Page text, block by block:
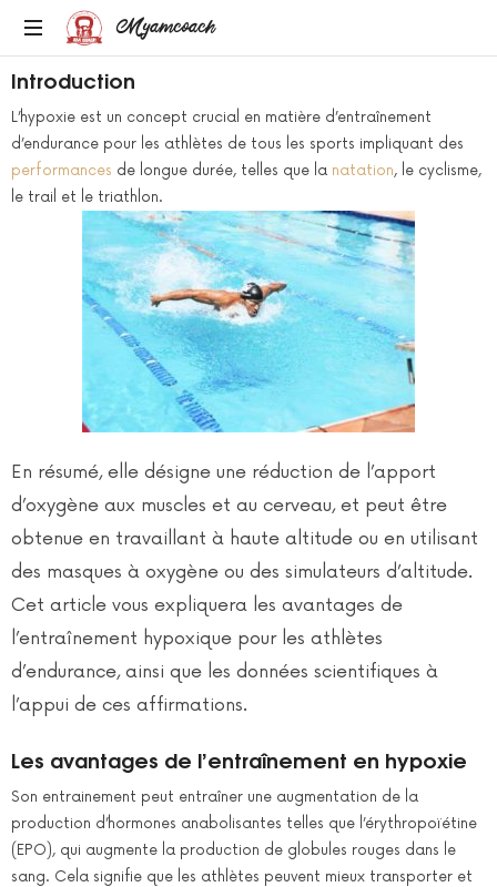
Myamcoach
MULTI-
ET
BIEN-
ETRE
Introduction
L’hypoxie est un concept crucial en matière d’entraînement
d’endurance pour les athlètes de tous les sports impliquant des
performances de longue durée, telles que la natation, le cyclisme,
le trail et le triathlon.
En résumé, elle désigne une réduction de l’apport
d’oxygène aux muscles et au cerveau, et peut être
obtenue en travaillant à haute altitude ou en utilisant
des masques à oxygène ou des simulateurs d’altitude.
Cet article vous expliquera les avantages de
l’entraînement hypoxique pour les athlètes
d’endurance, ainsi que les données scientifiques à
l’appui de ces affirmations.
Les avantages de l’entraînement en hypoxie
Son entrainement peut entraîner une augmentation de la
production d’hormones anabolisantes telles que l’érythropoïétine
(EPO), qui augmente la production de globules rouges dans le
sang. Cela signifie que les athlètes peuvent mieux transporter et